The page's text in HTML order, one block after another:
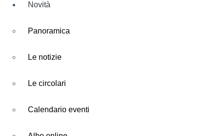
Novità
Panoramica
Le notizie
Le circolari
Calendario eventi